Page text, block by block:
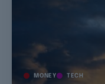
MONEY TECH